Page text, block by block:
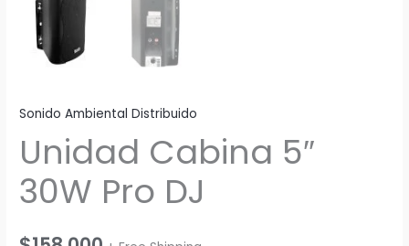
Sonido Ambiental Distribuido
Unidad Cabina 5″
30W Pro DJ